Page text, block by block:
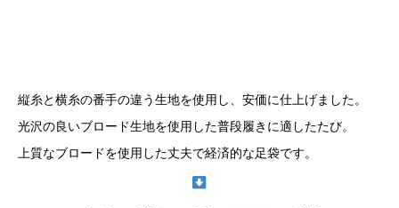
縦糸と横糸の番手の違う生地を使用し、安価に仕上げました。
光沢の良いブロード生地を使用した普段履きに適したたび。
上質なブロードを使用した丈夫で経済的な足袋です。